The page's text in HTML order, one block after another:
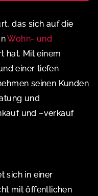
das sich auf die
Wohn- und
hat. Mit einem
einer tiefen
seinen Kunden
und
und –verkauf
sich in einer
mit öffentlichen